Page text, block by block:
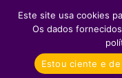
Site
Este site usa cookies
Os dados
Estou ciente e de